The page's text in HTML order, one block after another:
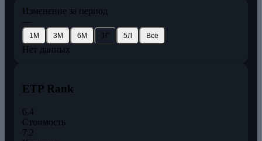
Изменение за период
—
1М 3М 6М 1Г 5Л Всё
Нет данных
ETP Rank
6.4
Стоимость
7.2